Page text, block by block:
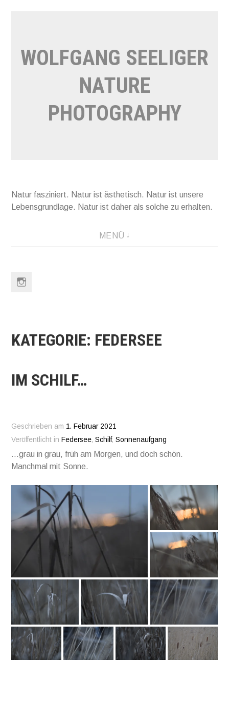
WOLFGANG SEELIGER
NATURE
PHOTOGRAPHY
Natur fasziniert. Natur ist ästhetisch. Natur ist unsere
Lebensgrundlage. Natur ist daher als solche zu erhalten.
MENÜ
KATEGORIE: FEDERSEE
IM SCHILF…
Geschrieben am 1. Februar 2021
Veröffentlicht in Federsee,Schilf,Sonnenaufgang
…grau in grau, früh am Morgen, und doch schön.
Manchmal mit Sonne.